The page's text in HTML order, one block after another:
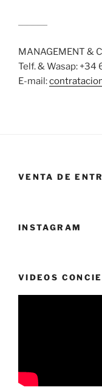
MANAGEMENT &
Telf. & Wasap:
E-mail:
VENTA DE
INSTAGRAM
VIDEOS